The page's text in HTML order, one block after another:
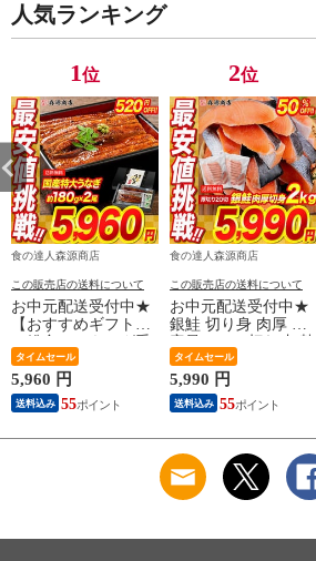
値挑戦！6480円
→5960円セール】
人気ランキング
1位
食の達人森源商店
この販売店の送料について
お中元配送受付中★
【おすすめギフト】
＼総合ランキング受
賞の鰻／ うなぎ 鰻
国産 無投薬うなぎ
180g前後×2本 送料無
料 山椒鰻たれ付お取
タイムセール
5,960 円
送料込み 55
2位
食の達人森源商店
この販売店の送料について
お中元配送受付中★
銀鮭 切り身 肉厚 大
容量 2kg 20切れ 加熱
用 さけ 鮭 焼き鮭 チ
リ産 朝食 おかず お
取り寄せグルメ 食品
【最安値挑戦！11980
タイムセール
5,990 円
送料込み 55